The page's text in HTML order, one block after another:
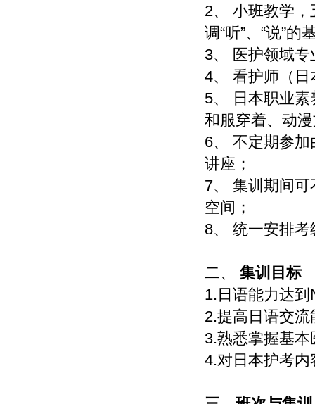
2、 小班教学
调“听”、“说”的
3、 医护领域
4、 看护师（
5、 日本职业
和服穿着、动
6、 不定期参
讲座；
7、 集训期间
空间；
8、 统一安排
二、 集训目标
1.日语能力达
2.提高日语交
3.熟悉掌握基
4.对日本护考